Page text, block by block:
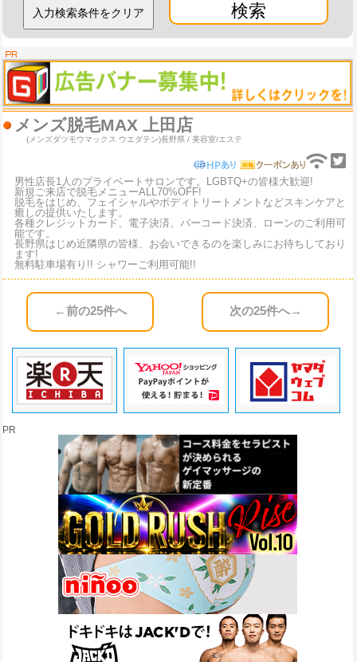
検索
メンズ脱毛MAX 上田店
(メンズダツモウマックス ウエダテン)長野県 / 美容室/エステ
男性店長1人のプライベートサロンです。LGBTQ+の皆様大歓迎!
新規ご来店で脱毛メニューALL70%OFF!
脱毛をはじめ、フェイシャルやボディトリートメントなどスキンケアと
癒しの提供いたします。
各種クレジットカード、電子決済、バーコード決済、ローンのご利用可
能です。
長野県はじめ近隣県の皆様、お会いできるのを楽しみにお待ちしており
ます!
無料駐車場有り!! シャワーご利用可能!!
←前の25件へ 次の25件へ→
PR